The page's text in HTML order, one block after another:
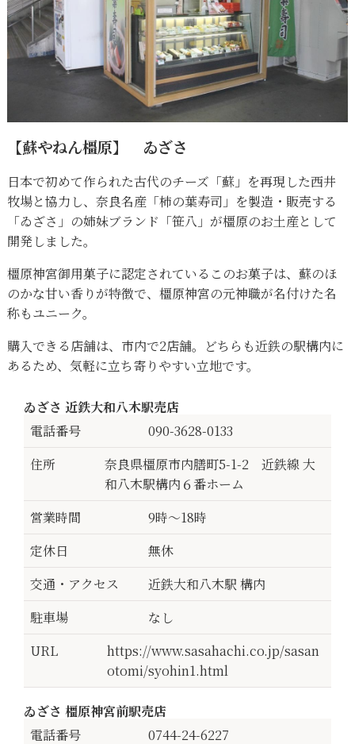
【蘇やねん橿原】 ゐざさ
日本で初めて作られた古代のチーズ「蘇」を再現した西井
牧場と協力し、奈良名産「柿の葉寿司」を製造・販売する
「ゐざさ」の姉妹ブランド「笹八」が橿原のお土産として
開発しました。
橿原神宮御用菓子に認定されているこのお菓子は、蘇のほ
のかな甘い香りが特徴で、橿原神宮の元神職が名付けた名
称もユニーク。
購入できる店舗は、市内で2店舗。どちらも近鉄の駅構内に
あるため、気軽に立ち寄りやすい立地です。
ゐざさ 近鉄大和八木駅売店
電話番号
090-3628-0133
住所
奈良県橿原市内膳町5-1-2 近鉄線 大
和八木駅構内６番ホーム
営業時間
9時～18時
定休日
無休
交通・アクセス
近鉄大和八木駅 構内
駐車場
なし
URL
https://www.sasahachi.co.jp/sasan
otomi/syohin1.html
ゐざさ 橿原神宮前駅売店
電話番号
0744-24-6227